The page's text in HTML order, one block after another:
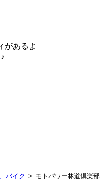
があるよ
バイク モトパワー林道倶楽部